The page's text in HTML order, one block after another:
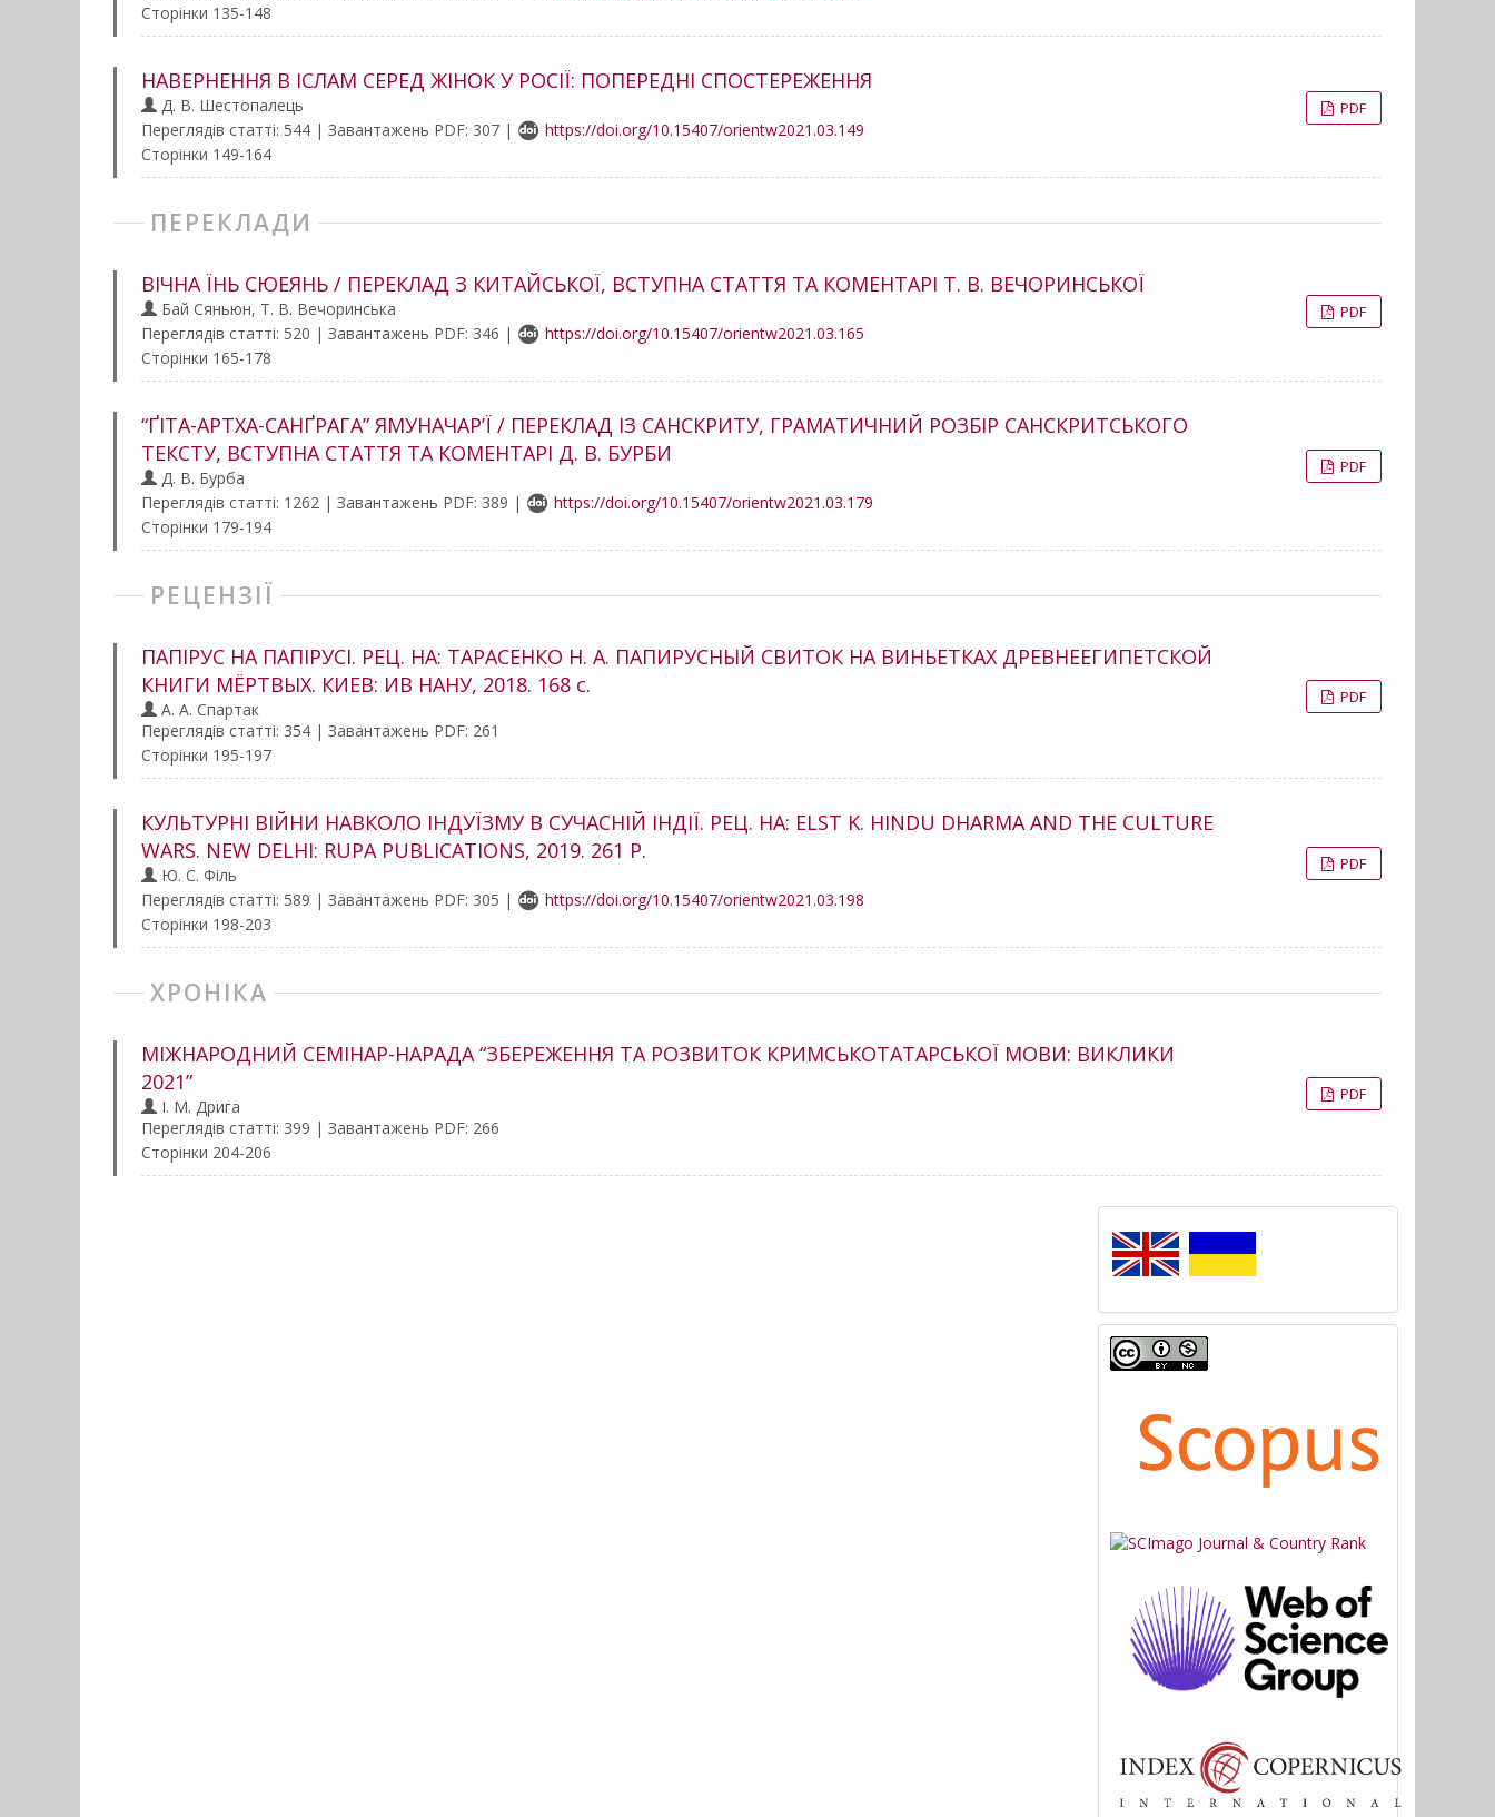
Сторінки 135-148
НАВЕРНЕННЯ В ІСЛАМ СЕРЕД ЖІНОК У РОСІЇ: ПОПЕРЕДНІ СПОСТЕРЕЖЕННЯ
Д. В. Шестопалець
Переглядів статті: 544 | Завантажень PDF: 307 |
https://doi.org/10.15407/orientw2021.03.149
PDF
Сторінки 149-164
ПЕРЕКЛАДИ
ВІЧНА ЇНЬ СЮЕЯНЬ / ПЕРЕКЛАД З КИТАЙСЬКОЇ, ВСТУПНА СТАТТЯ ТА КОМЕНТАРІ Т. В. ВЕЧОРИНСЬКОЇ
Бай Сяньюн, Т. В. Вечоринська
Переглядів статті: 520 | Завантажень PDF: 346 |
https://doi.org/10.15407/orientw2021.03.165
PDF
Сторінки 165-178
“ҐІТА-АРТХА-САНҐРАГА” ЯМУНАЧАР’Ї / ПЕРЕКЛАД ІЗ САНСКРИТУ, ГРАМАТИЧНИЙ РОЗБІР САНСКРИТСЬКОГО
ТЕКСТУ, ВСТУПНА СТАТТЯ ТА КОМЕНТАРІ Д. В. БУРБИ
Д. В. Бурба
Переглядів статті: 1262 | Завантажень PDF: 389 |
https://doi.org/10.15407/orientw2021.03.179
PDF
Сторінки 179-194
РЕЦЕНЗІЇ
ПАПІРУС НА ПАПІРУСІ. РЕЦ. НА: ТАРАСЕНКО Н. А. ПАПИРУСНЫЙ СВИТОК НА ВИНЬЕТКАХ ДРЕВНЕЕГИПЕТСКОЙ
КНИГИ МЁРТВЫХ. КИЕВ: ИВ НАНУ, 2018. 168 с.
А. А. Спартак
Переглядів статті: 354 | Завантажень PDF: 261
PDF
Сторінки 195-197
КУЛЬТУРНІ ВІЙНИ НАВКОЛО ІНДУЇЗМУ В СУЧАСНІЙ ІНДІЇ. РЕЦ. НА: ELST K. HINDU DHARMA AND THE CULTURE
WARS. NEW DELHI: RUPA PUBLICATIONS, 2019. 261 P.
Ю. С. Філь
Переглядів статті: 589 | Завантажень PDF: 305 |
https://doi.org/10.15407/orientw2021.03.198
PDF
Сторінки 198-203
ХРОНІКА
МІЖНАРОДНИЙ СЕМІНАР-НАРАДА “ЗБЕРЕЖЕННЯ ТА РОЗВИТОК КРИМСЬКОТАТАРСЬКОЇ МОВИ: ВИКЛИКИ
2021”
І. М. Дрига
Переглядів статті: 399 | Завантажень PDF: 266
PDF
Сторінки 204-206